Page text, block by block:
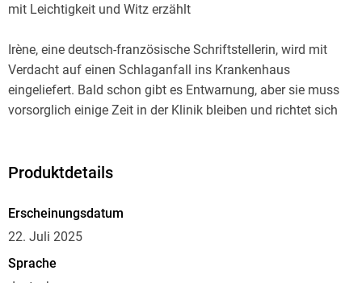
mit Leichtigkeit und Witz erzählt
Irène, eine deutsch-französische Schriftstellerin, wird mit
Verdacht auf einen Schlaganfall ins Krankenhaus
eingeliefert. Bald schon gibt es Entwarnung, aber sie muss
vorsorglich einige Zeit in der Klinik bleiben und richtet sich
erinnert sich an ihren Mann, der erst vor kurzem gestorben
Muslima, und einen rätselhaften Patienten, den sie den
'Froschmann' nennt und der sie an Houellebecq erinnert. In
Schreiben, über Leben und Tod nach. Kaum jemand, der
Produktdetails
Erscheinungsdatum
22. Juli 2025
Sprache